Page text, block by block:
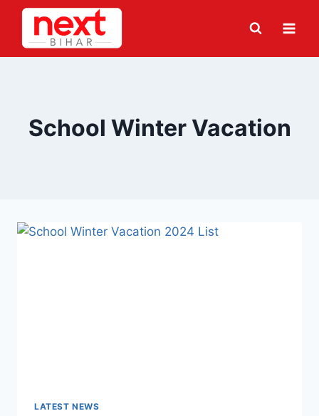
Skip
content
School Winter Vacation
LATEST NEWS